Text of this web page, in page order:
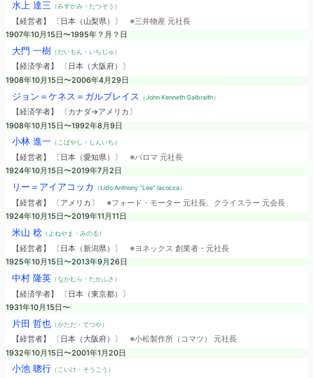
水上 達三 （みずかみ・たつぞう）
【経営者】 〔日本（山梨県）〕 ※三井物産 元社長
1907年10月15日〜1995年？月？日
大門 一樹（だいもん・いちじゅ）
【経済学者】 〔日本（大阪府）〕
1908年10月15日〜2006年4月29日
ジョン＝ケネス＝ガルブレイス （John Kenneth Galbraith）
【経済学者】 〔カナダ→アメリカ〕
1908年10月15日〜1992年8月9日
小林 進一（こばやし・しんいち）
【経営者】 〔日本（愛知県）〕 ※パロマ 元社長
1924年10月15日〜2019年7月2日
リー＝アイアコッカ （Lido Anthony “Lee” Iacocca）
【経営者】 〔アメリカ〕 ※フォード・モーター 元社長、クライスラー 元会長
1924年10月15日〜2019年11月11日
米山 稔（よねやま・みのる）
【経営者】 〔日本（新潟県）〕 ※ヨネックス 創業者・元社長
1925年10月15日〜2013年9月26日
中村 隆英（なかむら・たかふさ）
【経済学者】 〔日本（東京都）〕
1931年10月15日〜
片田 哲也（かただ・てつや）
【経営者】 〔日本（大阪府）〕 ※小松製作所（コマツ） 元社長
1932年10月15日〜2001年1月20日
小池 聰行（こいけ・そうこう）